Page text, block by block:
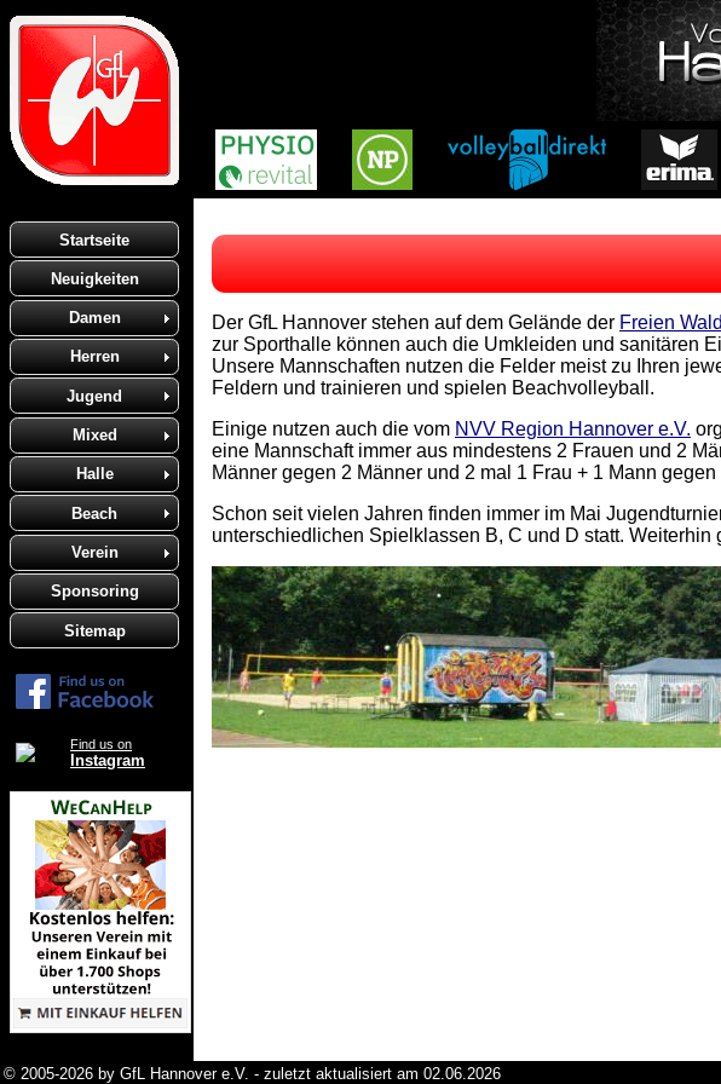
Startseite
Neuigkeiten
Damen
Herren
Jugend
Mixed
Halle
Beach
Verein
Sponsoring
Sitemap
Find us on
Instagram
Der GfL Hannover stehen auf dem Gelände der Freien
zur Sporthalle können auch die Umkleiden und sanitären
Unsere Mannschaften nutzen die Felder meist zu Ihren
Feldern und trainieren und spielen Beachvolleyball.
Einige nutzen auch die vom NVV Region Hannover e.V.
eine Mannschaft immer aus mindestens 2 Frauen und 2
Männer gegen 2 Männer und 2 mal 1 Frau + 1 Mann
Schon seit vielen Jahren finden immer im Mai
unterschiedlichen Spielklassen B, C und D statt.
© 2005-2026 by GfL Hannover e.V. - zuletzt aktualisiert am 02.06.2026